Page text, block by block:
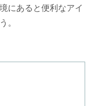
にあると便利なアイ
。